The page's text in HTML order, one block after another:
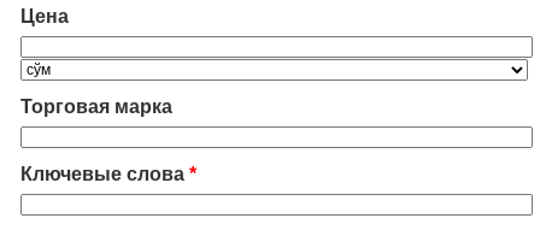
Цена
Торговая марка
Ключевые слова *